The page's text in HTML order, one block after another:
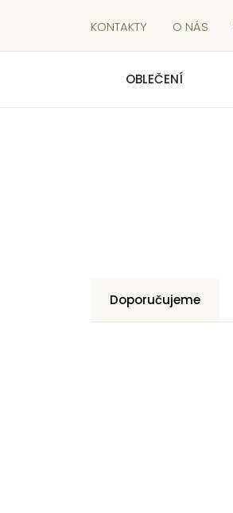
KONTAKTY O NÁS
OBLEČENÍ
Doporučujeme